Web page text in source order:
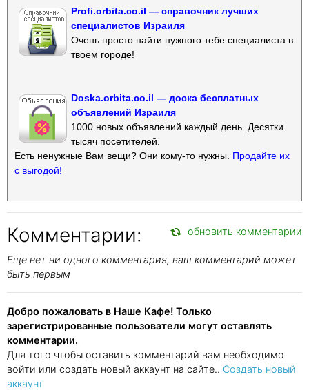
Profi.orbita.co.il — справочник лучших
специалистов Израиля
Очень просто найти нужного тебе специалиста в
твоем городе!
Doska.orbita.co.il — доска бесплатных
объявлений Израиля
1000 новых объявлений каждый день. Десятки
тысяч посетителей.
Есть ненужные Вам вещи? Они кому-то нужны. Продайте их
с выгодой!
Комментарии: обновить комментарии
Еще нет ни одного комментария, ваш комментарий может
быть первым
Добро пожаловать в Наше Кафе! Только
зарегистрированные пользователи могут оставлять
комментарии.
Для того чтобы оставить комментарий вам необходимо
войти или создать новый аккаунт на сайте.. Создать новый
аккаунт